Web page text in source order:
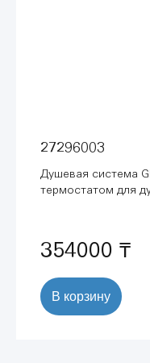
27296003
Душевая система
термостатом для
354000 ₸
В корзину